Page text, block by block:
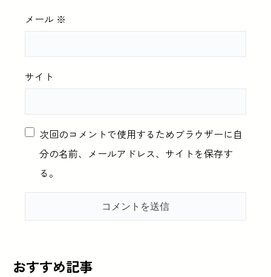
メール ※
サイト
次回のコメントで使用するためブラウザーに自
分の名前、メールアドレス、サイトを保存す
る。
おすすめ記事